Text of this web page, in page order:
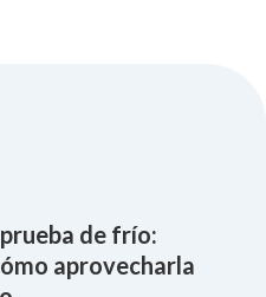
de frío:
aprovecharla